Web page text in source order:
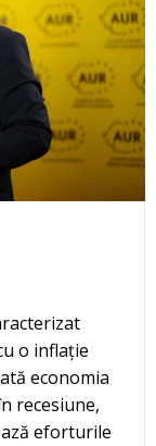
o inflație
economia
recesiune,
eforturile